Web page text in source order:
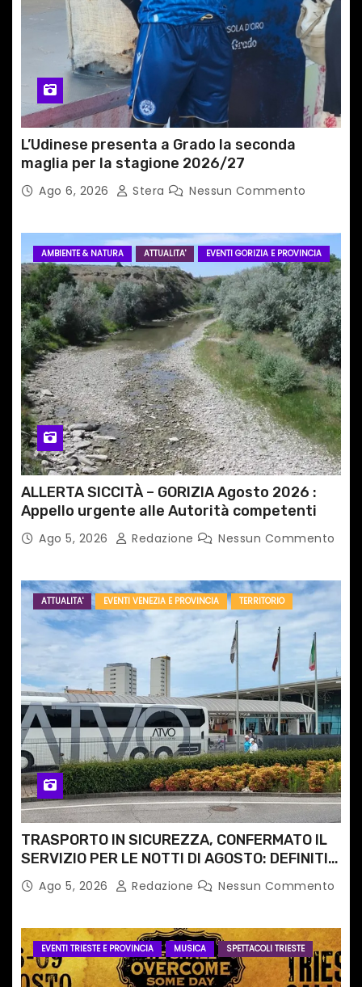
t
o
l
i
L’Udinese presenta a Grado la seconda
maglia per la stagione 2026/27
Ago 6, 2026 Stera Nessun Commento
AMBIENTE & NATURA ATTUALITA' EVENTI GORIZIA E PROVINCIA
ALLERTA SICCITÀ – GORIZIA Agosto 2026 :
Appello urgente alle Autorità competenti
Ago 5, 2026 Redazione Nessun Commento
ATTUALITA' EVENTI VENEZIA E PROVINCIA TERRITORIO
TRASPORTO IN SICUREZZA, CONFERMATO IL
SERVIZIO PER LE NOTTI DI AGOSTO: DEFINITI
PERCORSI, FERMATE E ORARIO
Ago 5, 2026 Redazione Nessun Commento
EVENTI TRIESTE E PROVINCIA MUSICA SPETTACOLI TRIESTE